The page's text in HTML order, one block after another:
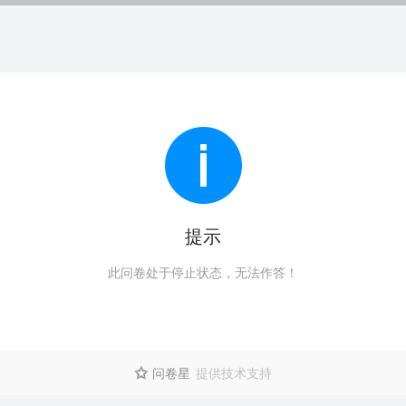
提示
此问卷处于停止状态，无法作答！
 问卷星 提供技术支持